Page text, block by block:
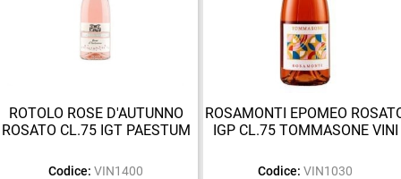
ROTOLO ROSE D'AUTUNNO
ROSATO CL.75 IGT PAESTUM
Codice: VIN1400
ROSAMONTI EPOMEO
IGP CL.75 TOMMASONE VINI
Codice: VIN1030